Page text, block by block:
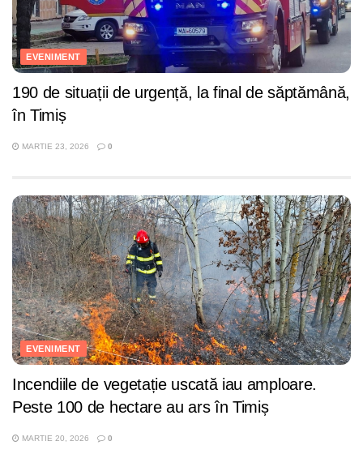
EVENIMENT
190 de situații de urgență, la final de săptămână,
în Timiș
MARTIE 23, 2026 0
EVENIMENT
Incendiile de vegetație uscată iau amploare.
Peste 100 de hectare au ars în Timiș
MARTIE 20, 2026 0